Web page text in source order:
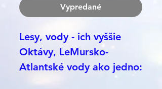
Vypredané
Lesy, vody - ich vyššie
Oktávy, LeMursko-
Atlantské vody ako jedno: